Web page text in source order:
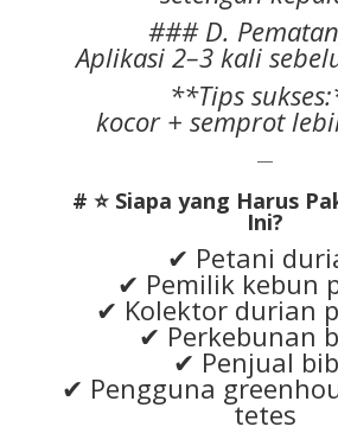
### D.
Aplikasi 2–3 kali
**Tips
kocor + semprot
—
# ⭐ Siapa yang Harus
Ini?
✔ Petani
✔ Pemilik kebun
✔ Kolektor durian
✔ Perkebunan
✔ Penjual
✔ Pengguna
tetes